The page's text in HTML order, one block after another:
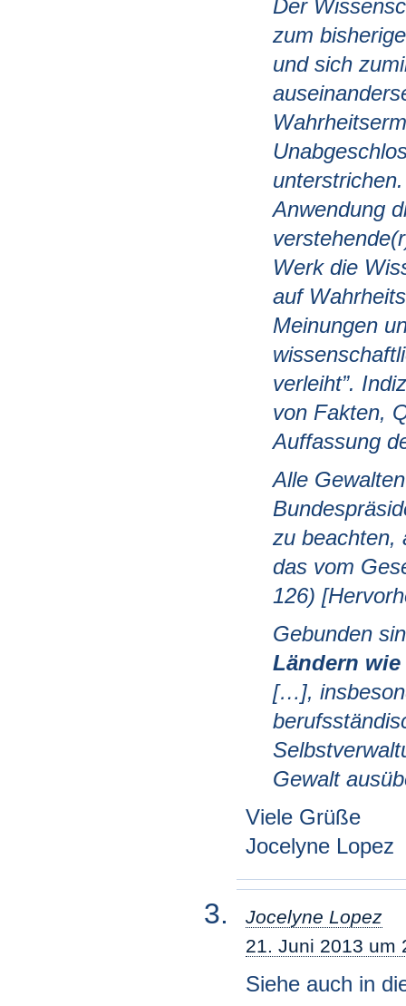
Der
zum
und sich
Anwendung
Werk die
auf
Meinungen
verleiht”.
von Fakten,
Auffassung
Alle
zu beachten,
das vom
126)
Gebunden
Ländern
[…],
Gewalt
Viele Grüße
Jocelyne Lopez
Jocelyne Lopez
21. Juni 2013 um
Siehe auch in